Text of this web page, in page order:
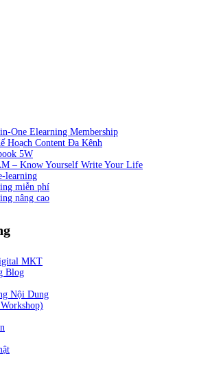
One Elearning Membership
Hoạch Content Đa Kênh
5W
– Know Yourself Write Your Life
learning
miễn phí
nâng cao
MKT
Blog
Nội Dung